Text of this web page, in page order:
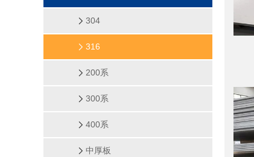
304
316
200系
300系
400系
中厚板